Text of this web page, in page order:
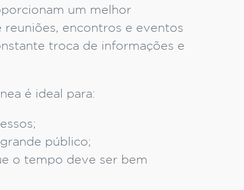
um melhor
encontros e eventos
troca de informações e
é ideal para:
público;
o tempo deve ser bem